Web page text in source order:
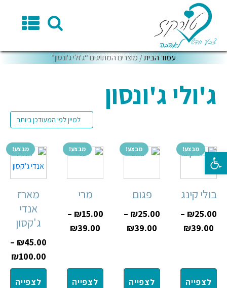
עמוד הבית/ מוצרים המתויגים “ג'ולי ג'ונסון”
ג'ולי ג'ונסון
מבצע!
בולי קינג
₪25.00
–
₪39.00
לצפייה
מבצע!
פגום
₪25.00
–
₪39.00
לצפייה
מבצע!
מרי
₪15.00
–
₪39.00
לצפייה
מבצע!
מארז
אנדי
ג'קסון
₪45.00
–
₪100.00
לצפייה
פתח סרגל נגישות